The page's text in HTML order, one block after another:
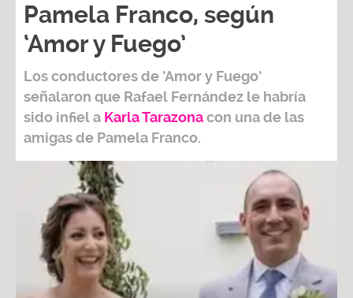
Pamela Franco, según
‘Amor y Fuego’
Los conductores de ‘Amor y Fuego’
señalaron que Rafael Fernández le habría
sido infiel a Karla Tarazonacon una de las
amigas de Pamela Franco.